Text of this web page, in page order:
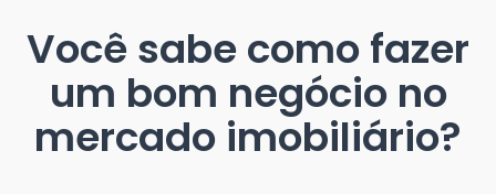
Você sabe como fazer
um bom negócio no
mercado imobiliário?